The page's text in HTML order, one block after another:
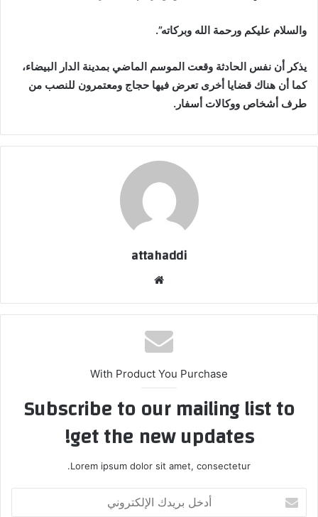
والسلام عليكم ورحمة الله وبركاته”.
يذكر أن نفس الحادثة وقعت الموسم الماضي بمدينة الدار البيضاء،
كما أن هناك قضايا أخرى تعرض فيها حجاج ومعتمرون للنصب من
طرف أشخاص ووكالات أسفار.
attahaddi
With Product You Purchase
Subscribe to our mailing list to
get the new updates!
Lorem ipsum dolor sit amet, consectetur.
بريدك